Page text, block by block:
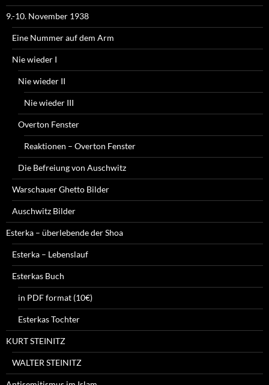
9.-10. November 1938
Eine Nummer auf dem Arm
Nie wieder I
Nie wieder II
Nie wieder III
Overton Fenster
Reaktionen – Overton Fenster
Die Befreiung von Auschwitz
Warschauer Ghetto Bilder
Auschwitz Bilder
Esterka – überlebende der Shoa
Esterka – Lebenslauf
Esterkas Buch
in PDF format (10€)
Esterkas Tochter
KURT STEINITZ
WALTER STEINITZ